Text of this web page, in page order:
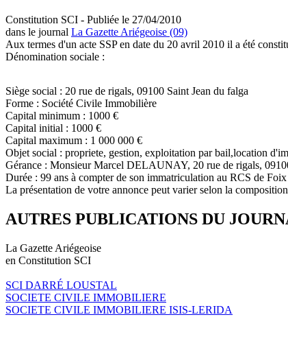
Constitution SCI - Publiée le 27/04/2010
dans le journal La Gazette Ariégeoise (09)
Aux termes d'un acte SSP en date du 20 avril 2010 il a été
Dénomination sociale :
Siège social : 20 rue de rigals, 09100 Saint Jean du falga
Forme : Société Civile Immobilière
Capital minimum : 1000 €
Capital initial : 1000 €
Capital maximum : 1 000 000 €
Objet social : propriete, gestion, exploitation par bail,location
Gérance : Monsieur Marcel DELAUNAY, 20 rue de rigals,
Durée : 99 ans à compter de son immatriculation au RCS de Foix
La présentation de votre annonce peut varier selon la
AUTRES PUBLICATIONS DU
La Gazette Ariégeoise
en Constitution SCI
SCI DARRÉ LOUSTAL
SOCIETE CIVILE IMMOBILIERE
SOCIETE CIVILE IMMOBILIERE ISIS-LERIDA